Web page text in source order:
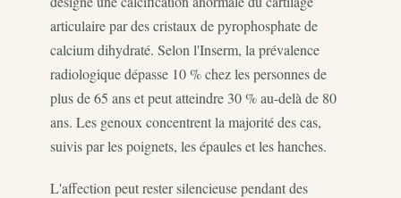
articulaire par des cristaux de pyrophosphate de
calcium dihydraté. Selon l'Inserm, la prévalence
radiologique dépasse 10 % chez les personnes de
plus de 65 ans et peut atteindre 30 % au-delà de 80
ans. Les genoux concentrent la majorité des cas,
suivis par les poignets, les épaules et les hanches.
L'affection peut rester silencieuse pendant des